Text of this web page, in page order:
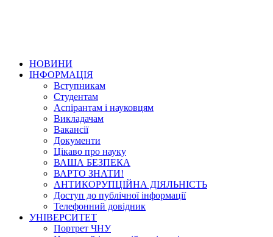
НОВИНИ
ІНФОРМАЦІЯ
Вступникам
Студентам
Аспірантам і науковцям
Викладачам
Вакансії
Документи
Цікаво про науку
ВАША БЕЗПЕКА
ВАРТО ЗНАТИ!
АНТИКОРУПЦІЙНА ДІЯЛЬНІСТЬ
Доступ до публічної інформації
Телефонний довідник
УНІВЕРСИТЕТ
Портрет ЧНУ